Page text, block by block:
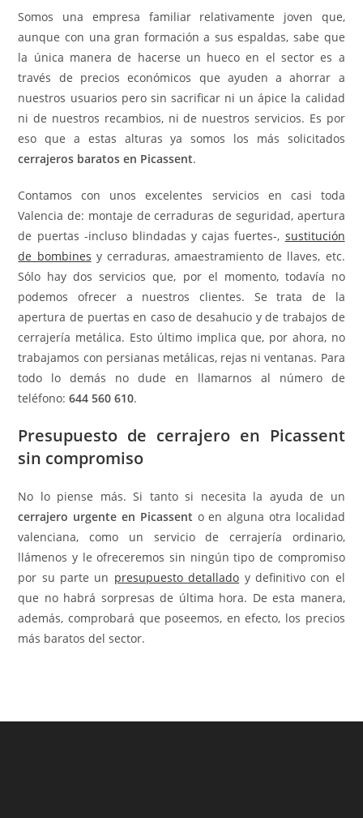
Somos una empresa familiar relativamente joven que,
aunque con una gran formación a sus espaldas, sabe que
la única manera de hacerse un hueco en el sector es a
través de precios económicos que ayuden a ahorrar a
nuestros usuarios pero sin sacrificar ni un ápice la calidad
ni de nuestros recambios, ni de nuestros servicios. Es por
eso que a estas alturas ya somos los más solicitados
cerrajeros baratos en Picassent.
Contamos con unos excelentes servicios en casi toda
Valencia de: montaje de cerraduras de seguridad, apertura
de puertas -incluso blindadas y cajas fuertes-, sustitución
de bombines y cerraduras, amaestramiento de llaves, etc.
Sólo hay dos servicios que, por el momento, todavía no
podemos ofrecer a nuestros clientes. Se trata de la
apertura de puertas en caso de desahucio y de trabajos de
cerrajería metálica. Esto último implica que, por ahora, no
trabajamos con persianas metálicas, rejas ni ventanas. Para
todo lo demás no dude en llamarnos al número de
teléfono:644 560 610.
Presupuesto de cerrajero en Picassent
sin compromiso
No lo piense más. Si tanto si necesita la ayuda de un
cerrajero urgente en Picassent o en alguna otra localidad
valenciana, como un servicio de cerrajería ordinario,
llámenos y le ofreceremos sin ningún tipo de compromiso
por su parte un presupuesto detallado y definitivo con el
que no habrá sorpresas de última hora. De esta manera,
además, comprobará que poseemos, en efecto, los precios
más baratos del sector.